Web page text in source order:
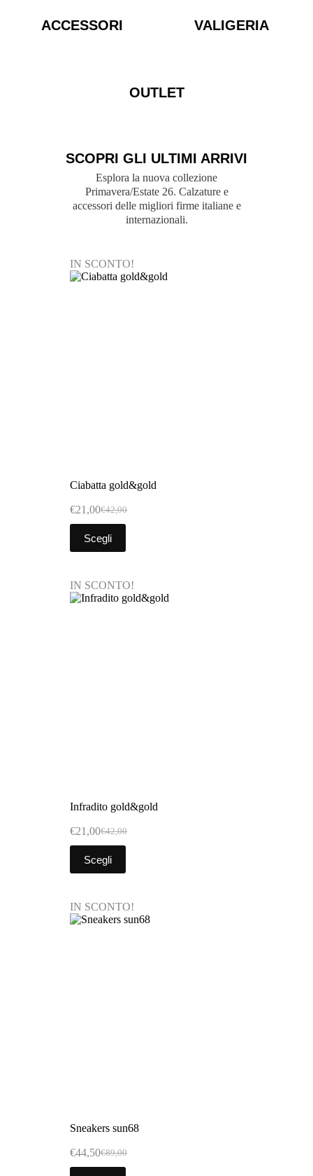
ACCESSORI VALIGERIA
OUTLET
SCOPRI GLI ULTIMI ARRIVI
Esplora la nuova collezione
Primavera/Estate 26. Calzature e
accessori delle migliori firme italiane e
internazionali.
IN SCONTO!
Ciabatta gold&gold
€42,00
€21,00
Scegli
IN SCONTO!
Infradito gold&gold
€42,00
€21,00
Scegli
IN SCONTO!
Sneakers sun68
€89,00
€44,50